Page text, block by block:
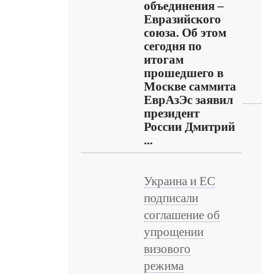
объединения –
Евразийского
союза. Об этом
сегодня по
итогам
прошедшего в
Москве саммита
ЕврАзЭс заявил
президент
России Дмитрий
...
Украина и ЕС
подписали
соглашение об
упрощении
визового
режима